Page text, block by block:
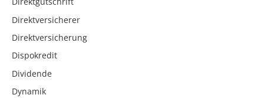
Direktversicherer
Direktversicherung
Dispokredit
Dividende
Dynamik